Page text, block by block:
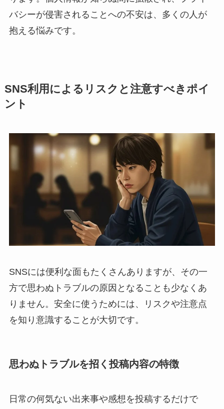
バシーが侵害されることへの不安は、多くの人が
抱える悩みです。
SNS利用によるリスクと注意すべきポイ
ント
SNSには便利な面もたくさんありますが、その一
方で思わぬトラブルの原因となることも少なくあ
りません。安全に使うためには、リスクや注意点
を知り意識することが大切です。
思わぬトラブルを招く投稿内容の特徴
日常の何気ない出来事や感想を投稿するだけで